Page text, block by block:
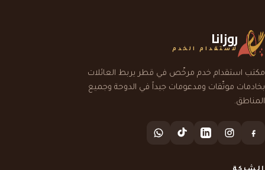
روزانا
لاستقدام الخدم
مكتب استقدام خدم مرخّص في قطر يربط العائلات
بخادمات موثّقات ومدعومات جيداً في الدوحة وجميع
المناطق.